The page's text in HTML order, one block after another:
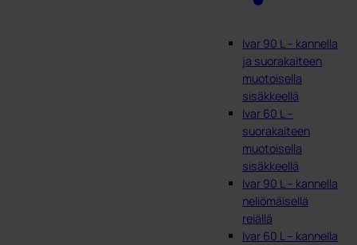
Ivar 90 L – kannella
ja suorakaiteen
muotoisella
sisäkkeellä
Ivar 60 L –
suorakaiteen
muotoisella
sisäkkeellä
Ivar 90 L – kannella
neliömäisellä
reiällä
Ivar 60 L – kannella